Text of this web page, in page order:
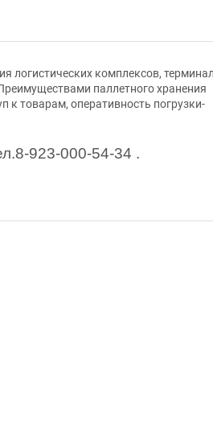
логистических комплексов,
паллетного хранения
к товарам, оперативность погрузки-
923-000-54-34 .